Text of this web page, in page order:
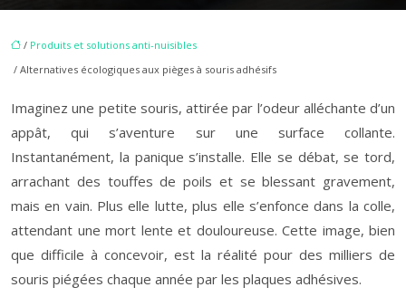
/ Produits et solutions anti-nuisibles
/ Alternatives écologiques aux pièges à souris adhésifs
Imaginez une petite souris, attirée par l’odeur alléchante d’un
appât, qui s’aventure sur une surface collante.
Instantanément, la panique s’installe. Elle se débat, se tord,
arrachant des touffes de poils et se blessant gravement,
mais en vain. Plus elle lutte, plus elle s’enfonce dans la colle,
attendant une mort lente et douloureuse. Cette image, bien
que difficile à concevoir, est la réalité pour des milliers de
souris piégées chaque année par les plaques adhésives.